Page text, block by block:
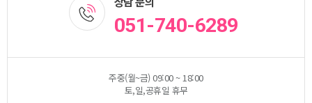
051-740-6289
주중(월~금) 09:00 ~ 18:00
토,일,공휴일 휴무